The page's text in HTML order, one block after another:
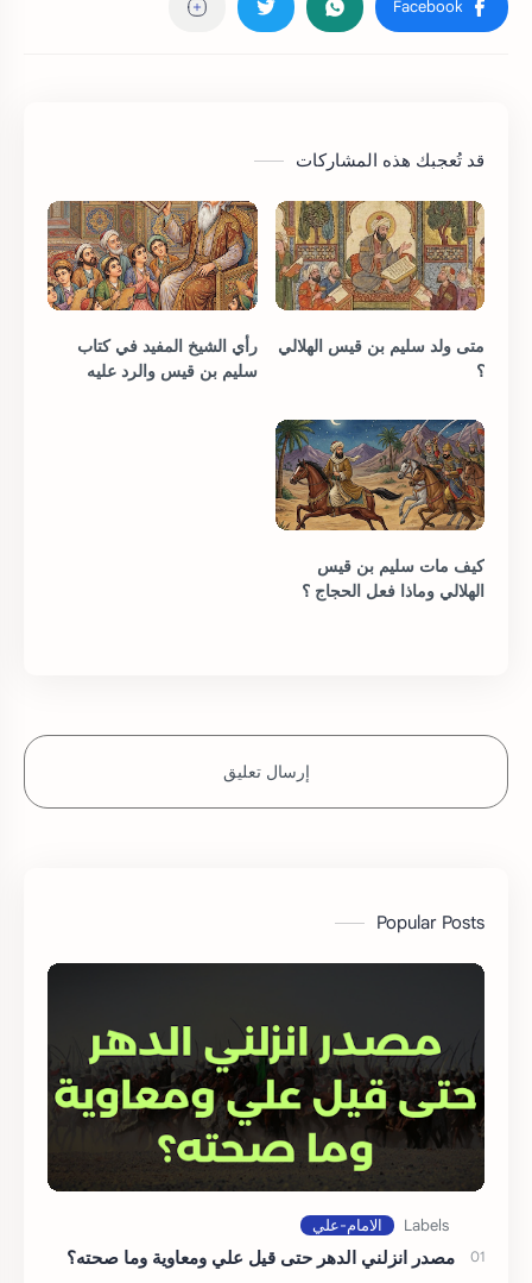
قد تُعجبك هذه المشاركات
متى ولد سليم بن قيس الهلالي
؟
رأي الشيخ المفيد في كتاب
سليم بن قيس والرد عليه
كيف مات سليم بن قيس
الهلالي وماذا فعل الحجاج ؟
إرسال تعليق
Popular Posts
مصدر انزلني الدهر حتى قيل علي ومعاوية وما صحته؟